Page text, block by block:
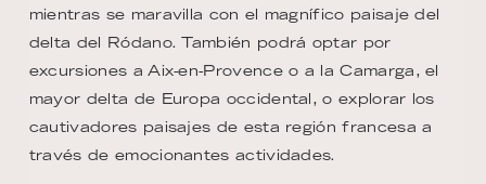
mientras se maravilla con el magnífico paisaje del
delta del Ródano. También podrá optar por
excursiones a Aix-en-Provence o a la Camarga, el
mayor delta de Europa occidental, o explorar los
cautivadores paisajes de esta región francesa a
través de emocionantes actividades.